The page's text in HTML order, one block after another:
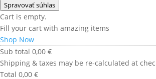
Spravovať súhlas
Cart is empty.
Fill your cart with amazing items
Shop Now
Sub total 0,00 €
Shipping & taxes may be re-calculated at
Total 0,00 €